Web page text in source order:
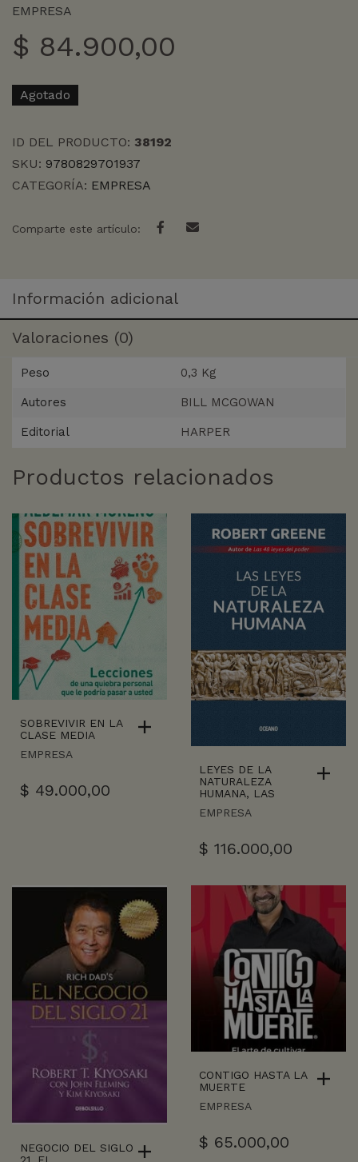
EMPRESA
$ 84.900,00
Agotado
ID DEL PRODUCTO: 38192
SKU: 9780829701937
CATEGORÍA: EMPRESA
Comparte este artículo:
Información adicional
Valoraciones (0)
Peso 0,3 Kg
Autores BILL MCGOWAN
Editorial HARPER
Productos relacionados
SOBREVIVIR EN LA
CLASE MEDIA
EMPRESA
$ 49.000,00
LEYES DE LA
NATURALEZA
HUMANA, LAS
EMPRESA
$ 116.000,00
NEGOCIO DEL SIGLO
CONTIGO HASTA LA
MUERTE
EMPRESA
$ 65.000,00